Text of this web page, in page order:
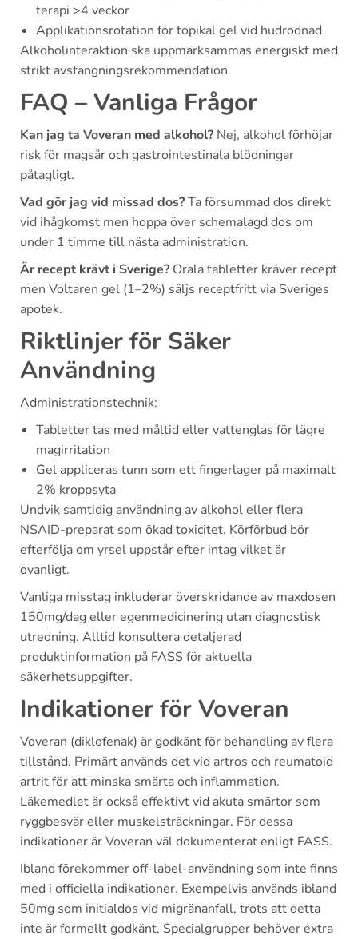
terapi >4 veckor
Applikationsrotation för topikal gel vid hudrodnad
Alkoholinteraktion ska uppmärksammas energiskt med
strikt avstängningsrekommendation.
FAQ – Vanliga Frågor
Kan jag ta Voveran med alkohol? Nej, alkohol förhöjar
risk för magsår och gastrointestinala blödningar
påtagligt.
Vad gör jag vid missad dos?Ta försummad dos direkt
vid ihågkomst men hoppa över schemalagd dos om
under 1 timme till nästa administration.
Är recept krävt i Sverige? Orala tabletter kräver recept
men Voltaren gel (1–2%) säljs receptfritt via Sveriges
apotek.
Riktlinjer för Säker
Användning
Administrationstechnik:
Tabletter tas med måltid eller vattenglas för lägre
magirritation
Gel appliceras tunn som ett fingerlager på maximalt
2% kroppsyta
Undvik samtidig användning av alkohol eller flera
NSAID-preparat som ökad toxicitet. Körförbud bör
efterfölja om yrsel uppstår efter intag vilket är
ovanligt.
Vanliga misstag inkluderar överskridande av maxdosen
150mg/dag eller egenmedicinering utan diagnostisk
utredning. Alltid konsultera detaljerad
produktinformation på FASS för aktuella
säkerhetsuppgifter.
Indikationer för Voveran
Voveran (diklofenak) är godkänt för behandling av flera
tillstånd. Primärt används det vid artros och reumatoid
artrit för att minska smärta och inflammation.
Läkemedlet är också effektivt vid akuta smärtor som
ryggbesvär eller muskelsträckningar. För dessa
indikationer är Voveran väl dokumenterat enligt FASS.
Ibland förekommer off-label-användning som inte finns
med i officiella indikationer. Exempelvis används ibland
50mg som initialdos vid migränanfall, trots att detta
inte är formellt godkänt. Specialgrupper behöver extra